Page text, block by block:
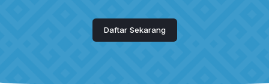
Daftar Sekarang